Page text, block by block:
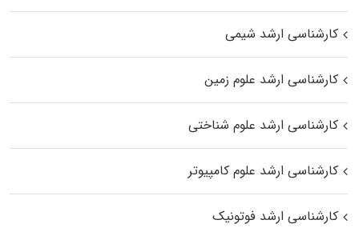
کارشناسی ارشد شیمی
کارشناسی ارشد علوم زمین
کارشناسی ارشد علوم شناختی
کارشناسی ارشد علوم کامپیوتر
کارشناسی ارشد فوتونیک